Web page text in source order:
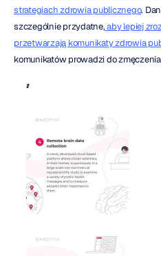
strategiach zdrowia publicznego.
szczególnie przydatne, aby lepiej
przetwarzają komunikaty zdrowia
komunikatów prowadzi do
*